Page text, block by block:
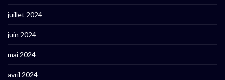
juillet 2024
juin 2024
mai 2024
avril 2024